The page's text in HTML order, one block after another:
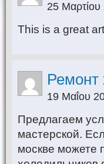
25
This is a great
Ремонт
19 Μαΐου
Предлагаем
мастерской.
москве можете